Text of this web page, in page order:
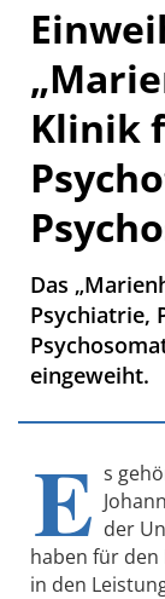
Klinik
Das
Psychiatrie,
eingeweiht.
E s
der
haben für den
in den